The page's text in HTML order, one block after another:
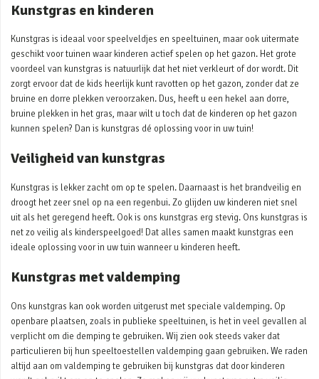
Kunstgras en kinderen
Kunstgras is ideaal voor speelveldjes en speeltuinen, maar ook uitermate
geschikt voor tuinen waar kinderen actief spelen op het gazon. Het grote
voordeel van kunstgras is natuurlijk dat het niet verkleurt of dor wordt. Dit
zorgt ervoor dat de kids heerlijk kunt ravotten op het gazon, zonder dat ze
bruine en dorre plekken veroorzaken. Dus, heeft u een hekel aan dorre,
bruine plekken in het gras, maar wilt u toch dat de kinderen op het gazon
kunnen spelen? Dan is kunstgras dé oplossing voor in uw tuin!
Veiligheid van kunstgras
Kunstgras is lekker zacht om op te spelen. Daarnaast is het brandveilig en
droogt het zeer snel op na een regenbui. Zo glijden uw kinderen niet snel
uit als het geregend heeft. Ook is ons kunstgras erg stevig. Ons kunstgras is
net zo veilig als kinderspeelgoed! Dat alles samen maakt kunstgras een
ideale oplossing voor in uw tuin wanneer u kinderen heeft.
Kunstgras met valdemping
Ons kunstgras kan ook worden uitgerust met speciale valdemping. Op
openbare plaatsen, zoals in publieke speeltuinen, is het in veel gevallen al
verplicht om die demping te gebruiken. Wij zien ook steeds vaker dat
particulieren bij hun speeltoestellen valdemping gaan gebruiken. We raden
altijd aan om valdemping te gebruiken bij kunstgras dat door kinderen